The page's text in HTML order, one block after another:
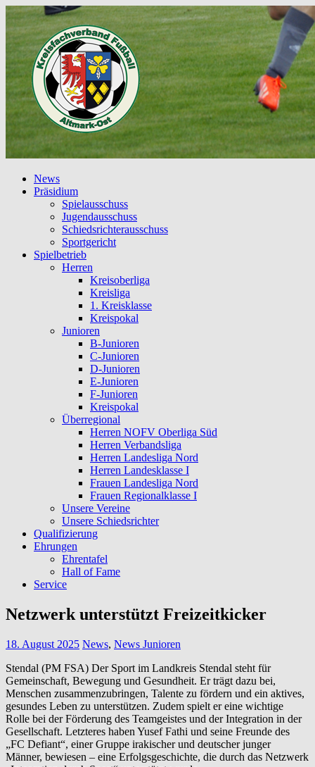
News
Präsidium
Spielausschuss
Jugendausschuss
Schiedsrichterausschuss
Sportgericht
Spielbetrieb
Herren
Kreisoberliga
Kreisliga
1. Kreisklasse
Kreispokal
Junioren
B-Junioren
C-Junioren
D-Junioren
E-Junioren
F-Junioren
Kreispokal
Überregional
Herren NOFV Oberliga Süd
Herren Verbandsliga
Herren Landesliga Nord
Herren Landesklasse I
Frauen Landesliga Nord
Frauen Regionalklasse I
Unsere Vereine
Unsere Schiedsrichter
Qualifizierung
Ehrungen
Ehrentafel
Hall of Fame
Service
Netzwerk unterstützt Freizeitkicker
18. August 2025 News, News Junioren
Stendal (PM FSA) Der Sport im Landkreis Stendal steht für
Gemeinschaft, Bewegung und Gesundheit. Er trägt dazu bei,
Menschen zusammenzubringen, Talente zu fördern und ein aktives,
gesundes Leben zu unterstützen. Zudem spielt er eine wichtige
Rolle bei der Förderung des Teamgeistes und der Integration in der
Gesellschaft. Letzteres haben Yusef Fathi und seine Freunde des
„FC Defiant“, einer Gruppe irakischer und deutscher junger
Männer, bewiesen – eine Erfolgsgeschichte, die durch das Netzwerk